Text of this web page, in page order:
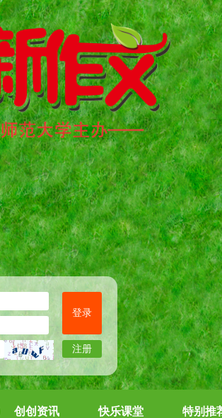
登录
注册
创创资讯 快乐课堂 特别推